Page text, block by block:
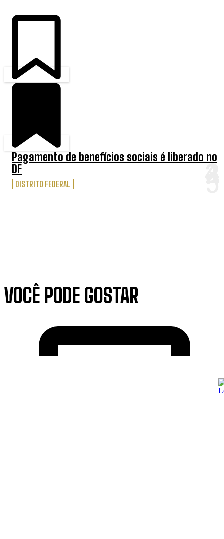
Pagamento de benefícios sociais é liberado no
DF
DISTRITO FEDERAL
VOCÊ PODE GOSTAR